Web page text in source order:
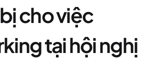
cho việc
tại hội nghị